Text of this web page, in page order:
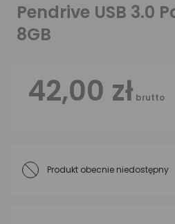
Pendrive USB 3.0
8GB
42,00 zł brutto
Produkt obecnie niedostępny